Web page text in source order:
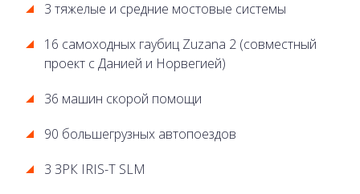
3 тяжелые и средние мостовые системы
16 самоходных гаубиц Zuzana 2 (совместный
проект с Данией и Норвегией)
36 машин скорой помощи
90 большегрузных автопоездов
3 ЗРК IRIS-T SLM